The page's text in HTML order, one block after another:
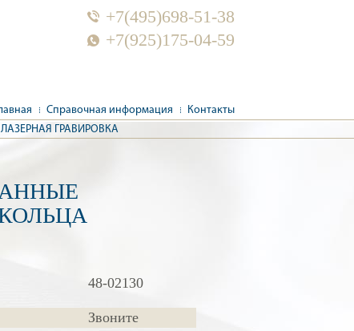
+7(495)698-51-38
+7(925)175-04-59
Справочная информация
Контакты
ЛАЗЕРНАЯ ГРАВИРОВКА
48-02130
Звоните